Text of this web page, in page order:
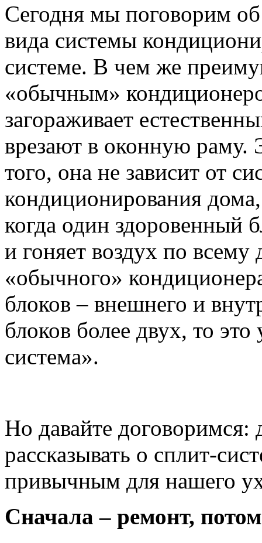
Сегодня мы поговорим об
вида системы
системе. В чем же
«обычным»
загораживает
врезают в оконную раму.
того, она не зависит от
кондиционирования дома,
когда один здоровенный
и гоняет воздух по
«обычного»
блоков – внешнего и
блоков более двух, то
система».
Но давайте договоримся:
рассказывать о сплит-
привычным для нашего
Сначала – ремонт,